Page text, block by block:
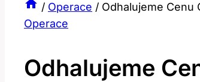
/ Operace / Odhalujeme Cenu
Operace
Odhalujeme